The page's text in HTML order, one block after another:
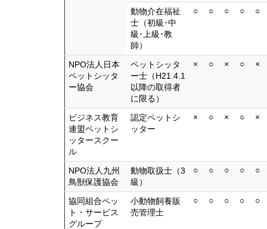
動物介在福祉
士（初級･中
級･上級･教
師）
○ ○ ○ ○ ○
NPO法人日本
ペットシッタ
ー協会
ペットシッタ
ー士（H21.4.1
以降の取得者
に限る）
× ○ × ○ ×
ビジネス教育
連盟ペットシ
ッタースクー
ル
認定ペットシ
ッター
× ○ × ○ ×
NPO法人九州
鳥獣保護協会
動物取扱士（3
級）
○ ○ ○ ○ ○
協同組合ペッ
ト・サービス
グループ
小動物飼養販
売管理士
○ ○ ○ ○ ○